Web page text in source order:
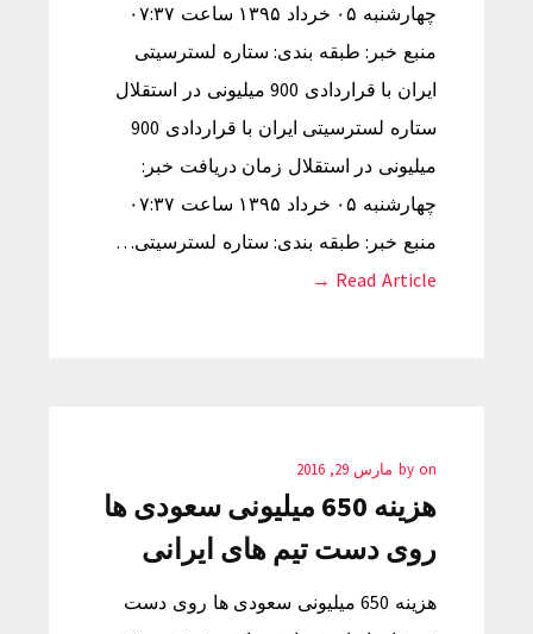
چهارشنبه ۰۵ خرداد ۱۳۹۵ ساعت ۰۷:۳۷
منبع خبر: طبقه بندی: ستاره لسترسیتی
ایران با قراردادی 900 میلیونی در استقلال
ستاره لسترسیتی ایران با قراردادی 900
میلیونی در استقلال زمان دریافت خبر:
چهارشنبه ۰۵ خرداد ۱۳۹۵ ساعت ۰۷:۳۷
منبع خبر: طبقه بندی: ستاره لسترسیتی…
Read Article →
by on مارس 29, 2016
هزینه 650 میلیونی سعودی ها
روی دست تیم های ایرانی
هزینه 650 میلیونی سعودی ها روی دست